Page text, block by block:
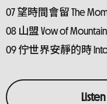
07 望時間會留 The
08 山盟 Vow of Mountain
09 佇世界安靜的時 Into